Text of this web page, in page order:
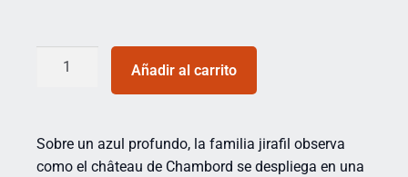
Añadir al carrito
Sobre un azul profundo, la familia jirafil observa
como el château de Chambord se despliega en una